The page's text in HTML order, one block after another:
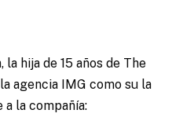
la hija de 15 años de The
agencia IMG como su la
a la compañía: